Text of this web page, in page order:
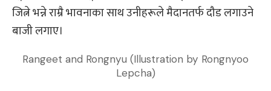
जित्ने भन्ने राम्रै भावनाका साथ उनीहरूले मैदानतर्फ दौड लगाउने
बाजी लगाए।
Rangeet and Rongnyu (Illustration by Rongnyoo
Lepcha)